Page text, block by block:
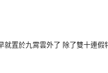
置於九霄雲外了 除了雙十連假